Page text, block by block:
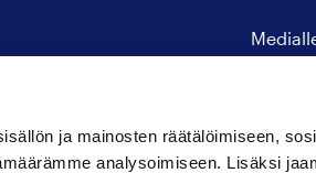
ja mainosten räätälöimiseen,
analysoimiseen. Lisäksi